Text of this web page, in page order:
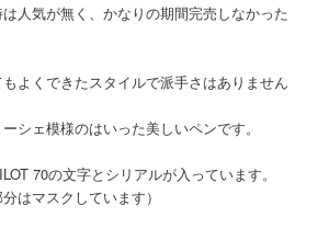
人気が無く、かなりの期間完売しなかった
よくできたスタイルで派手さはありません
シェ模様のはいった美しいペンです。
70の文字とシリアルが入っています。
はマスクしています）